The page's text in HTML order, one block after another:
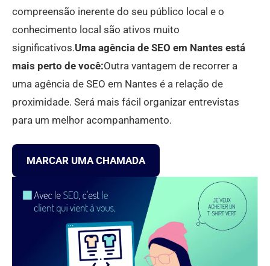
compreensão inerente do seu público local e o
conhecimento local são ativos muito
significativos.Uma agência de SEO em Nantes está
mais perto de você:Outra vantagem de recorrer a
uma agência de SEO em Nantes é a relação de
proximidade. Será mais fácil organizar entrevistas
para um melhor acompanhamento.
MARCAR UMA CHAMADA